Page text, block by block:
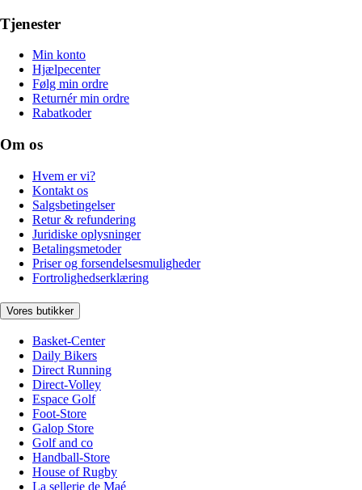
Tjenester
Min konto
Hjælpecenter
Følg min ordre
Returnér min ordre
Rabatkoder
Om os
Hvem er vi?
Kontakt os
Salgsbetingelser
Retur & refundering
Juridiske oplysninger
Betalingsmetoder
Priser og forsendelsesmuligheder
Fortrolighedserklæring
Vores butikker
Basket-Center
Daily Bikers
Direct Running
Direct-Volley
Espace Golf
Foot-Store
Galop Store
Golf and co
Handball-Store
House of Rugby
La sellerie de Maé